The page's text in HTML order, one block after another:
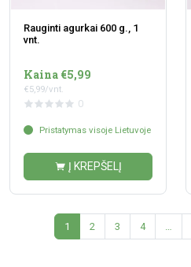
Rauginti agurkai 600 g., 1
vnt.
Kaina €5,99
€5,99/vnt.
0
Pristatymas visoje Lietuvoje
Į KREPŠELĮ
1 2 3 4 …